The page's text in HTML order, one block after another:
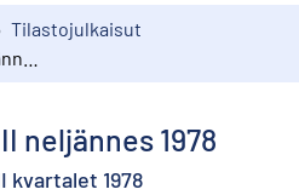
Tilastojulkaisut
neljännes 1978
kvartalet 1978